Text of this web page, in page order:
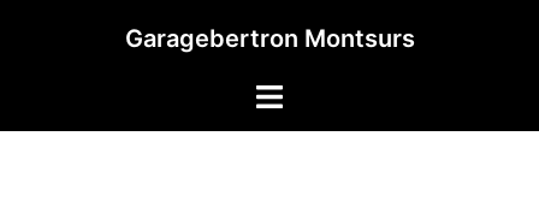
Garagebertron Montsurs